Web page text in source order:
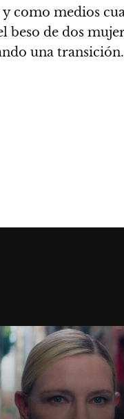
como medios
beso de dos
una